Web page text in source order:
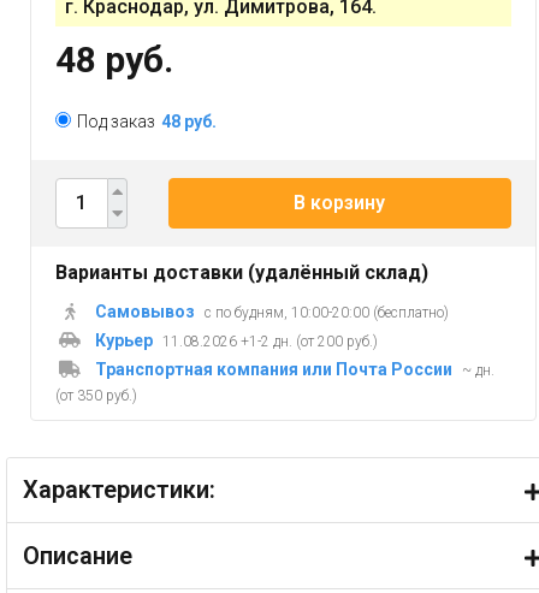
г. Краснодар, ул. Димитрова, 164.
48 руб.
Под заказ 48 руб.
В корзину
Варианты доставки (удалённый склад)
Самовывоз с по будням, 10:00-20:00 (бесплатно)
Курьер 11.08.2026 +1-2 дн. (от 200 руб.)
Транспортная компания или Почта России
~ дн.
(от 350 руб.)
Характеристики:
Описание